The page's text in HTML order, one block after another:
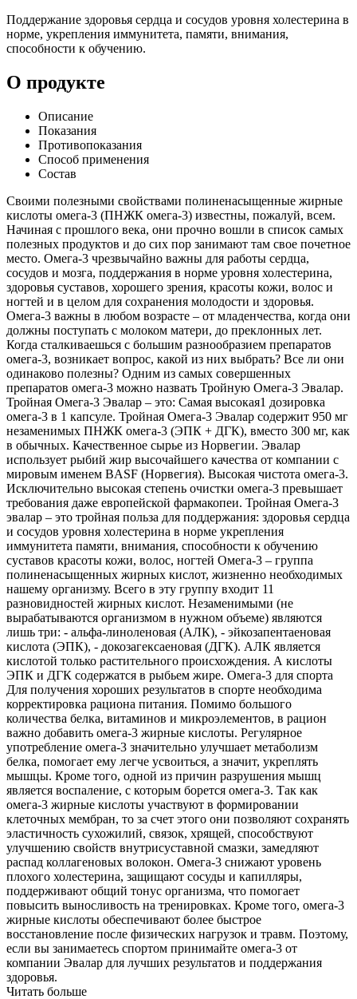
Поддержание здоровья сердца и сосудов уровня холестерина в
норме, укрепления иммунитета, памяти, внимания,
способности к обучению.
О продукте
Описание
Показания
Противопоказания
Способ применения
Состав
Своими полезными свойствами полиненасыщенные жирные
кислоты омега-3 (ПНЖК омега-3) известны, пожалуй, всем.
Начиная с прошлого века, они прочно вошли в список самых
полезных продуктов и до сих пор занимают там свое почетное
место. Омега-3 чрезвычайно важны для работы сердца,
сосудов и мозга, поддержания в норме уровня холестерина,
здоровья суставов, хорошего зрения, красоты кожи, волос и
ногтей и в целом для сохранения молодости и здоровья.
Омега-3 важны в любом возрасте – от младенчества, когда они
должны поступать с молоком матери, до преклонных лет.
Когда сталкиваешься с большим разнообразием препаратов
омега-3, возникает вопрос, какой из них выбрать? Все ли они
одинаково полезны? Одним из самых совершенных
препаратов омега-3 можно назвать Тройную Омега-3 Эвалар.
Тройная Омега-3 Эвалар – это: Самая высокая1 дозировка
омега-3 в 1 капсуле. Тройная Омега-3 Эвалар содержит 950 мг
незаменимых ПНЖК омега-3 (ЭПК + ДГК), вместо 300 мг, как
в обычных. Качественное сырье из Норвегии. Эвалар
использует рыбий жир высочайшего качества от компании с
мировым именем BASF (Норвегия). Высокая чистота омега-3.
Исключительно высокая степень очистки омега-3 превышает
требования даже европейской фармакопеи. Тройная Омега-3
эвалар – это тройная польза для поддержания: здоровья сердца
и сосудов уровня холестерина в норме укрепления
иммунитета памяти, внимания, способности к обучению
суставов красоты кожи, волос, ногтей Омега-3 – группа
полиненасыщенных жирных кислот, жизненно необходимых
нашему организму. Всего в эту группу входит 11
разновидностей жирных кислот. Незаменимыми (не
вырабатываются организмом в нужном объеме) являются
лишь три: - альфа-линоленовая (АЛК), - эйкозапентаеновая
кислота (ЭПК), - докозагексаеновая (ДГК). АЛК является
кислотой только растительного происхождения. А кислоты
ЭПК и ДГК содержатся в рыбьем жире. Омега-3 для спорта
Для получения хороших результатов в спорте необходима
корректировка рациона питания. Помимо большого
количества белка, витаминов и микроэлементов, в рацион
важно добавить омега-3 жирные кислоты. Регулярное
употребление омега-3 значительно улучшает метаболизм
белка, помогает ему легче усвоиться, а значит, укреплять
мышцы. Кроме того, одной из причин разрушения мышц
является воспаление, с которым борется омега-3. Так как
омега-3 жирные кислоты участвуют в формировании
клеточных мембран, то за счет этого они позволяют сохранять
эластичность сухожилий, связок, хрящей, способствуют
улучшению свойств внутрисуставной смазки, замедляют
распад коллагеновых волокон. Омега-3 снижают уровень
плохого холестерина, защищают сосуды и капилляры,
поддерживают общий тонус организма, что помогает
повысить выносливость на тренировках. Кроме того, омега-3
жирные кислоты обеспечивают более быстрое
восстановление после физических нагрузок и травм. Поэтому,
если вы занимаетесь спортом принимайте омега-3 от
компании Эвалар для лучших результатов и поддержания
здоровья.
Читать больше